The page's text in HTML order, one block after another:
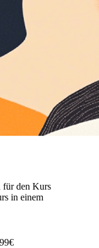
für den Kurs
in einem
99€